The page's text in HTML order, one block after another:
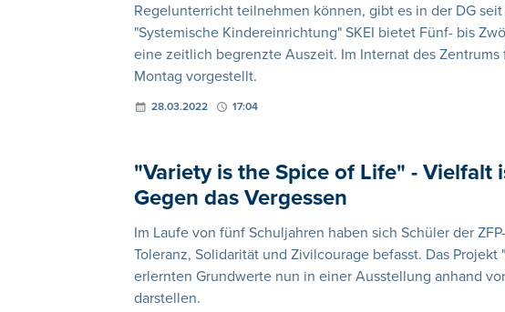
Regelunterricht teilnehmen können, gibt es in der DG
"Systemische Kindereinrichtung" SKEI bietet Fünf- bis
eine zeitlich begrenzte Auszeit. Im Internat des
Montag vorgestellt.
28.03.2022 17:04
"Variety is the Spice of Life" - Vielfalt
Gegen das Vergessen
Im Laufe von fünf Schuljahren haben sich Schüler der
Toleranz, Solidarität und Zivilcourage befasst. Das
erlernten Grundwerte nun in einer Ausstellung anhand
darstellen.